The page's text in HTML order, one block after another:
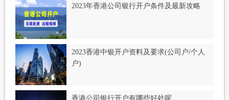
2023年香港公司银行开户条件及最新攻略
2023香港中银开户资料及要求(公司户/个人
户)
香港公司银行开户有哪些好处呢